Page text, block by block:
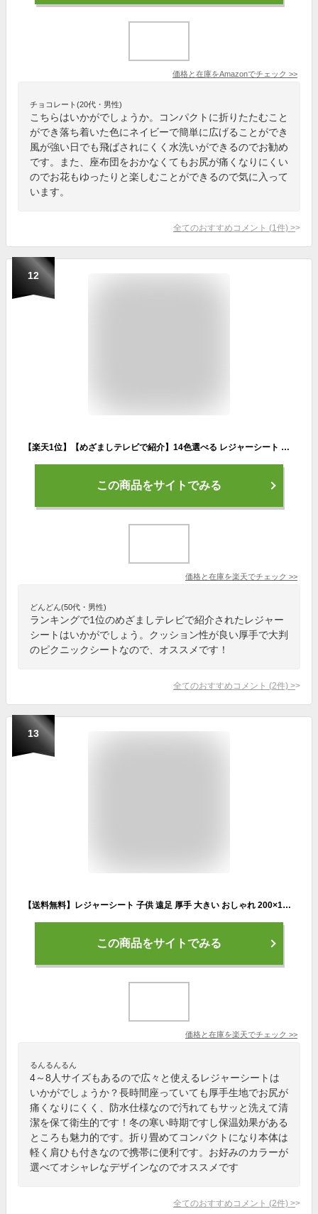
価格と在庫をAmazonでチェック >>
チョコレート(20代・男性)
こちらはいかがでしょうか。コンパクトに折りたたむこと
ができ落ち着いた色にネイビーで簡単に広げることができ
風が強い日でも飛ばされにくく水洗いができるのでお勧め
です。また、座布団をおかなくてもお尻が痛くなりにくい
のでお花もゆったりと楽しむことができるので気に入って
います。
全てのおすすめコメント (1 件) >
12
【楽天1位】【めざましテレビで紹介】14色選べる レジャーシート 厚手 おしゃれ 大判 200x200cm レジャーマット 大きい 6人 8人 ピクニックシート 折りたたみ 収納袋付 ピクニックマット 子供 遠足 テントシート キャンプマット アウトドアマット 防水 お花見 海 送料無料
この商品をサイトでみる
価格と在庫を楽天でチェック >>
どんどん(50代・男性)
ランキングで1位のめざましテレビで紹介されたレジャー
シートはいかがでしょう。クッション性が良い厚手で大判
のピクニックシートなので、オススメです！
全てのおすすめコメント (2件) >
13
【送料無料】レジャーシート 子供 遠足 厚手 大きい おしゃれ 200×150cm 200×200cm クッション お家ピクニック お家時間 お花見 運動会 チェック ピクニック レジャーマット 折りたたみ 4人～8人 肩ひも付き 肩紐 保温 防水 厚手 洗える 軽い ピクニックシート かわいい
この商品をサイトでみる
価格と在庫を楽天でチェック >>
るんるんるん
4～8人サイズもあるので広々と使えるレジャーシートは
いかがでしょうか？長時間座っていても厚手生地でお尻が
痛くなりにくく、防水仕様なので汚れてもサッと洗えて清
潔を保て衛生的です！冬の寒い時期ですし保温効果がある
ところも魅力的です。折り畳めてコンパクトになり本体は
軽く肩ひも付きなので携帯に便利です。お好みのカラーが
選べてオシャレなデザインなのでオススメです
全てのおすすめコメント (2件) >